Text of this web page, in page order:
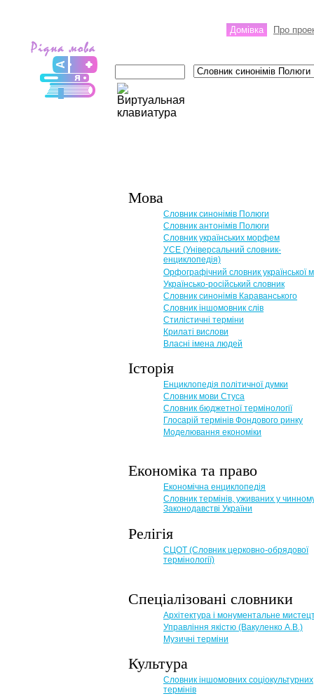
Домівка Про
Мова
Словник синонімів Полюги
Словник антонімів Полюги
Словник українських морфем
УСЕ (Універсальний словник-
енциклопедія)
Орфографічний словник української
Українсько-російський словник
Словник синонімів Караванського
Словник іншомовник слів
Стилістичні терміни
Крилаті вислови
Власні імена людей
Історія
Енциклопедія політичної думки
Словник мови Стуса
Словник бюджетної термінології
Глосарій термінів Фондового ринку
Моделювання економіки
Економіка та право
Eкономічна енциклопедія
Словник термінів, уживаних у
Законодавстві України
Релігія
СЦОТ (Словник церковно-обрядової
термінології)
Спеціалізовані словники
Архітектура і монументальне
Управління якістю (Вакуленко А.В.)
Музичні терміни
Культура
Словник іншомовних соціокультурних
термінів